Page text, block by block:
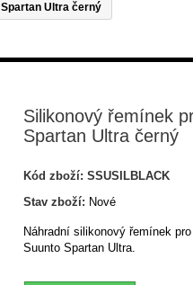
Ultra černý
Silikonový řemínek
Spartan Ultra černý
Kód zboží: SSUSILBLACK
Stav zboží: Nové
Náhradní silikonový řemínek
Suunto Spartan Ultra.